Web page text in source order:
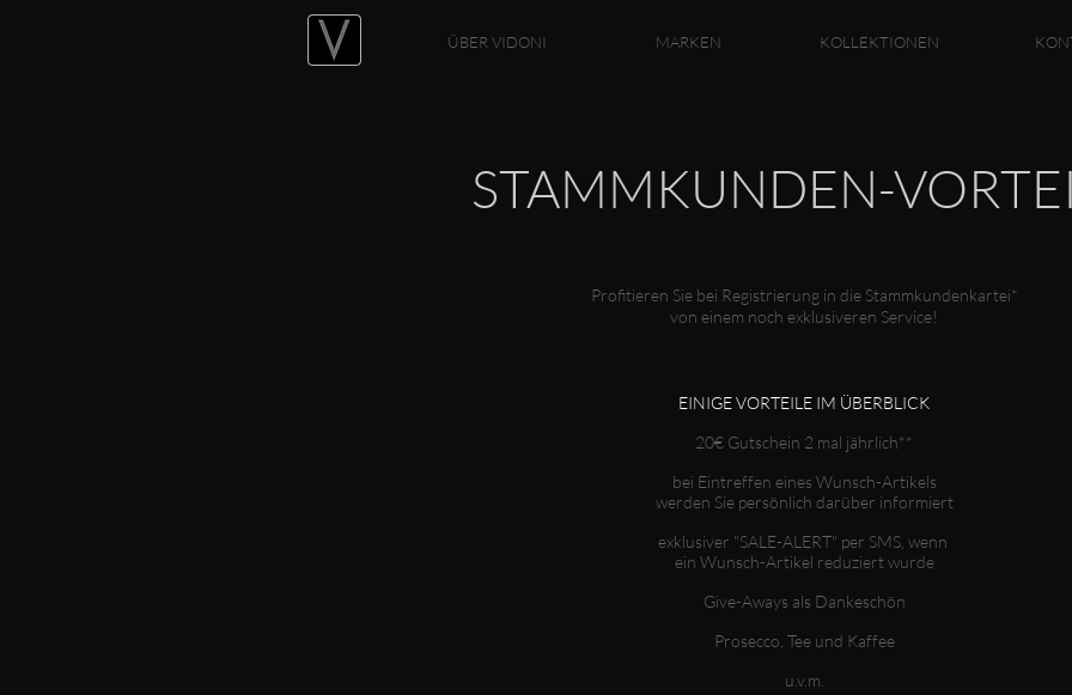
ÜBER VIDONI MARKEN KOLLEKTIONEN
STAMMKUNDEN-
Profitieren Sie bei Registrierung in die Stammkundenkartei*
von einem noch exklusiveren Service!
EINIGE VORTEILE IM ÜBERBLICK
20€ Gutschein 2 mal jährlich**
bei Eintreffen eines Wunsch-Artikels
werden Sie persönlich darüber informiert
exklusiver "SALE-ALERT" per SMS, wenn
ein Wunsch-Artikel reduziert wurde
Give-Aways als Dankeschön
Prosecco, Tee und Kaffee
u.v.m.